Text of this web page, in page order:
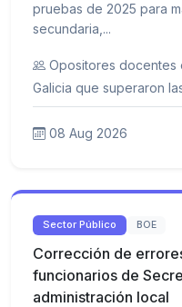
pruebas de 2025 para
secundaria,...
Opositores
Galicia que superaron
08 Aug 2026
Sector Público BOE
Corrección de
funcionarios de
administración local